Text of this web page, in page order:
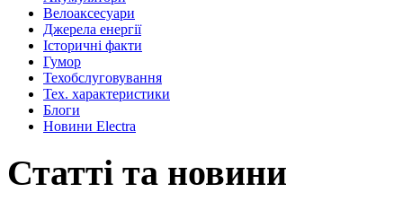
Велоаксеcуари
Джерела енергії
Історичні факти
Гумор
Техобслуговування
Тех. характеристики
Блоги
Новини Electra
Статті та новини